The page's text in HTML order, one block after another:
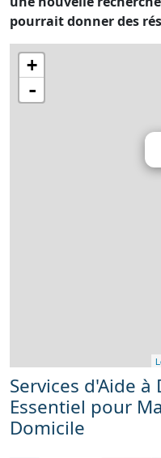
pourrait donner des
+
-
Services d'Aide
Essentiel pour
Domicile